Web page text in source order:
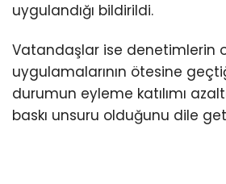
uygulandığı bildirildi.
Vatandaşlar ise denetimlerin
uygulamalarının ötesine
durumun eyleme katılımı
baskı unsuru olduğunu dile